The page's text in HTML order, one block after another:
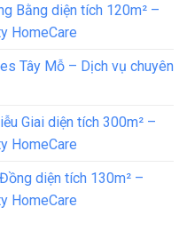
Bằng diện tích 120m² –
HomeCare
Tây Mỗ – Dịch vụ chuyên
Giai diện tích 300m² –
HomeCare
diện tích 130m² –
HomeCare